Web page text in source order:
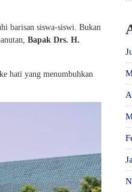
barisan siswa-siswi. Bukan
Bapak Drs. H.
hati yang menumbuhkan